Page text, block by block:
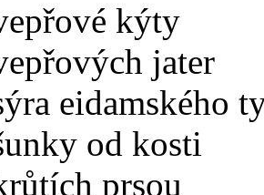
kýty
jater
eidamského
od kosti
prsou